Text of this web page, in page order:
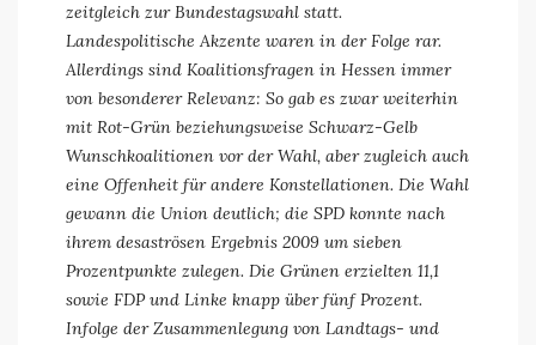
zeitgleich zur Bundestagswahl statt.
Landespolitische Akzente waren in der Folge rar.
Allerdings sind Koalitionsfragen in Hessen immer
von besonderer Relevanz: So gab es zwar weiterhin
mit Rot-Grün beziehungsweise Schwarz-Gelb
Wunschkoalitionen vor der Wahl, aber zugleich auch
eine Offenheit für andere Konstellationen. Die Wahl
gewann die Union deutlich; die SPD konnte nach
ihrem desaströsen Ergebnis 2009 um sieben
Prozentpunkte zulegen. Die Grünen erzielten 11,1
sowie FDP und Linke knapp über fünf Prozent.
Infolge der Zusammenlegung von Landtags- und